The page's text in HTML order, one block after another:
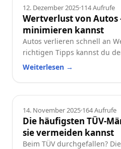
Ratgeber
12. Dezember 2025·114Aufrufe
Wertverlust von Autos
minimieren kannst
Autos verlieren schnell an
richtigen Tipps kannst du
reduzieren. Erfahre, welche
wertstabil hältst.
Weiterlesen →
Ratgeber
14. November 2025·164Aufrufe
Die häufigsten TÜV-
sie vermeiden kannst
Beim TÜV durchgefallen?